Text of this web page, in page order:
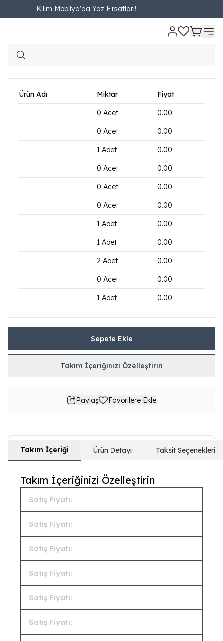
Kilim Mobilya'da Yaz Fırsatları!
Ana Sayfa Online Özel Yatak Odası Yatak Odası Takımları
₺ 43,461.00
Ürün Adı Miktar Fiyat
0 Adet 0.00
0 Adet 0.00
1 Adet 0.00
0 Adet 0.00
0 Adet 0.00
0 Adet 0.00
1 Adet 0.00
1 Adet 0.00
2 Adet 0.00
0 Adet 0.00
1 Adet 0.00
Sepete Ekle
Takım İçeriğinizi Özelleştirin
Paylaş Favorilere Ekle
Takım İçeriği Ürün Detayı Taksit Seçenekleri
Takım İçeriğinizi Özelleştirin
Satış Fiyatı:
Satış Fiyatı:
Satış Fiyatı:
Satış Fiyatı:
Satış Fiyatı:
Satış Fiyatı: